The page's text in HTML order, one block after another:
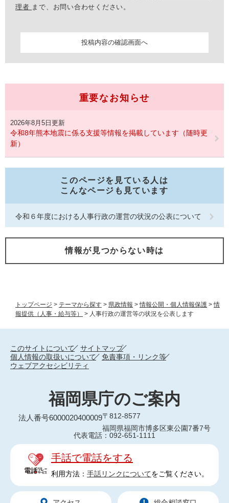
トップページ > テーマから探す > 県政情報 >情報公開・個人情報保護 >情
報提供（人事・給与等）
> 人事行政の運営等の状況を公表します
理者 まで、お問い合わせください。
重要なお知らせ
2026年8月5日更新
令和8年熊本地震に係る支援等情報を掲載しています（随時更
新）
このページを見ている人は
こんなページも見ています
令和６年度における人事行政の運営の状況の公表について
情報が見つからない時は
このサイトについて
サイトマップ
個人情報の取扱いについて
免責事項・リンク等
ウェブアクセシビリティ
福岡県庁のご案内
法人番号6000020400009〒812-8577
福岡県福岡市博多区東公園7番7号
代表電話：092-651-1111
手話で電話をする
利用方法： 手話リンクについてをご覧ください。